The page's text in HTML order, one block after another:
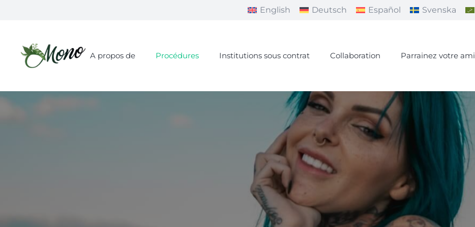
English Deutsch Español Svenska
A propos de Procédures Institutions sous contrat Collaboration Parrainez votre ami